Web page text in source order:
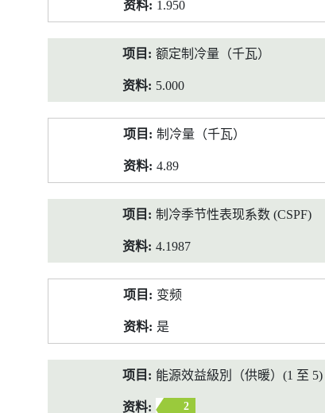
1.950
额定制冷量（千瓦）
5.000
制冷量（千瓦）
4.89
制冷季节性表现系数 (CSPF)
4.1987
变频
是
能源效益級別（供暖）(1 至 5)
2